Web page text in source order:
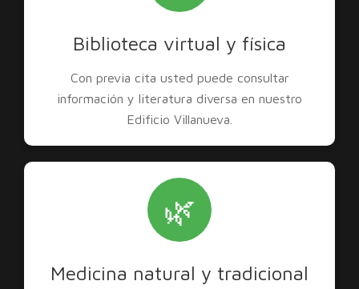
Biblioteca virtual y física
Con previa cita usted puede consultar
información y literatura diversa en nuestro
Edificio Villanueva.
🌿
Medicina natural y tradicional